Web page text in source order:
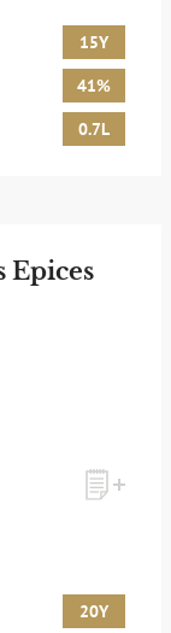
15Y
41%
0.7L
Epices
20Y